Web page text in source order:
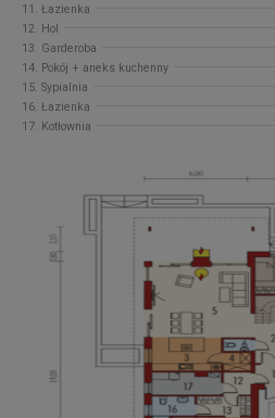
11. Łazienka
12. Hol
13. Garderoba
14. Pokój + aneks kuchenny
15. Sypialnia
16. Łazienka
17. Kotłownia